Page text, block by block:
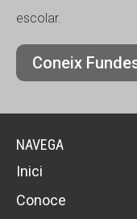
escolar.
Coneix
NAVEGA
Inici
Conoce